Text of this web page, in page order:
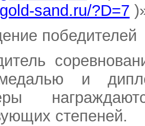
sand.ru/?D=7
победителей
и
степеней.